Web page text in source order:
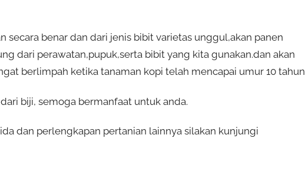
secara benar dan dari jenis bibit varietas unggul,akan panen
dari perawatan,pupuk,serta bibit yang kita gunakan.dan akan
berlimpah ketika tanaman kopi telah mencapai umur 10 tahun
biji, semoga bermanfaat untuk anda.
dan perlengkapan pertanian lainnya silakan kunjungi